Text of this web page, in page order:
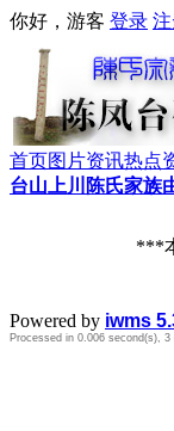
你好，游客 登录
首页图片资讯热点
台山上川陈氏家族
***
Powered by iwms
Processed in 0.006 second(s), 3